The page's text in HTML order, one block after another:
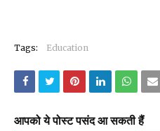
Tags: Education
आपको ये पोस्ट पसंद आ सकती हैं